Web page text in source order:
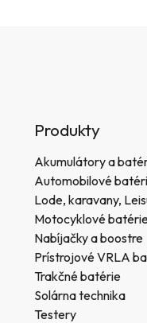
Produkty
Akumulátory a
Automobilové
Lode, karavany,
Motocyklové
Nabíjačky a boostre
Prístrojové VRLA
Trakčné batérie
Solárna technika
Testery